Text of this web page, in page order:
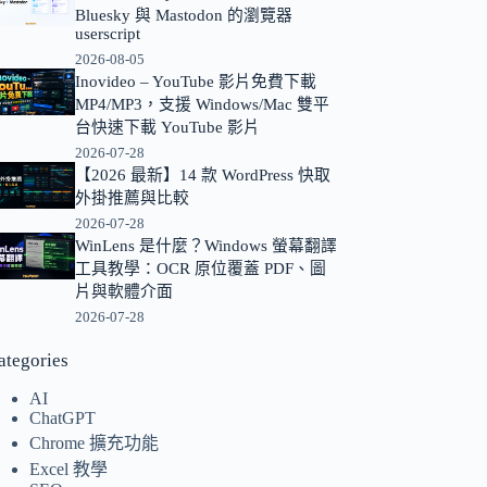
Bluesky 與 Mastodon 的瀏覽器
userscript
2026-08-05
Inovideo – YouTube 影片免費下載
MP4/MP3，支援 Windows/Mac 雙平
台快速下載 YouTube 影片
2026-07-28
【2026 最新】14 款 WordPress 快取
外掛推薦與比較
2026-07-28
WinLens 是什麼？Windows 螢幕翻譯
工具教學：OCR 原位覆蓋 PDF、圖
片與軟體介面
2026-07-28
AI
ChatGPT
Chrome 擴充功能
Excel 教學